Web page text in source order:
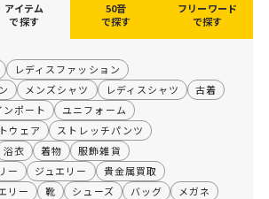
アイテム
で探す
50音
で探す
フリーワード
で探す
レディスファッション
メンズシャツ レディスシャツ
古着
ンポート
ユニフォーム
ウェア
ストレッチパンツ
浴衣 着物
服飾雑貨
ー
ジュエリー
貴金属買取
リー
靴 シューズ バッグ
メガネ